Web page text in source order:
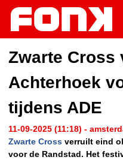
Zwarte Cross
Achterhoek
tijdens ADE
11-09-2025 (11:18) -
Zwarte Cross verruilt eind
voor de Randstad. Het